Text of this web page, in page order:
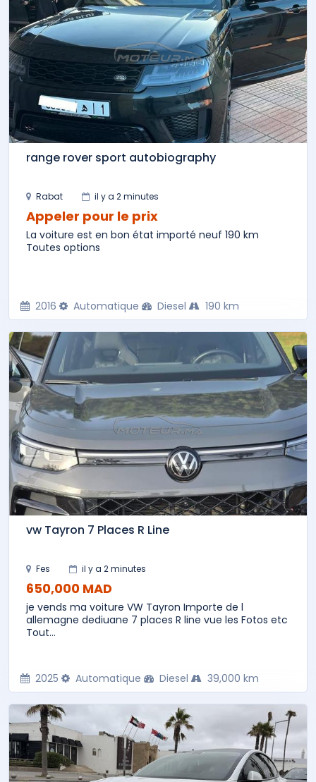
range rover sport autobiography
Rabat il y a 2 minutes
Appeler pour le prix
La voiture est en bon état importé neuf 190 km
Toutes options
2016 Automatique Diesel 190 km
vw Tayron 7 Places R Line
Fes il y a 2 minutes
650,000 MAD
je vends ma voiture VW Tayron Importe de l
allemagne dediuane 7 places R line vue les Fotos etc
Tout...
2025 Automatique Diesel 39,000 km